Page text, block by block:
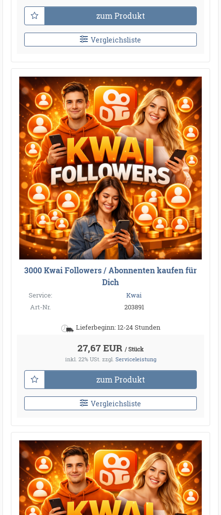
zum Produkt
Vergleichsliste
3000 Kwai Followers / Abonnenten kaufen für
Dich
Service:
Kwai
Art-Nr.
203891
Lieferbeginn: 12-24 Stunden
27,67 EUR / Stück
inkl. 22% USt. zzgl. Serviceleistung
zum Produkt
Vergleichsliste